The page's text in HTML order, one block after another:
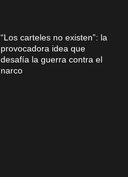
“Los carteles no existen”: la
provocadora idea que
desafía la guerra contra el
narco